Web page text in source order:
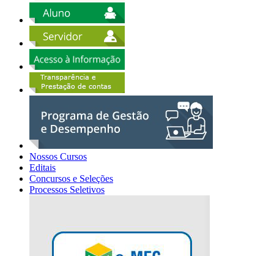
Nossos Cursos
Editais
Concursos e Seleções
Processos Seletivos